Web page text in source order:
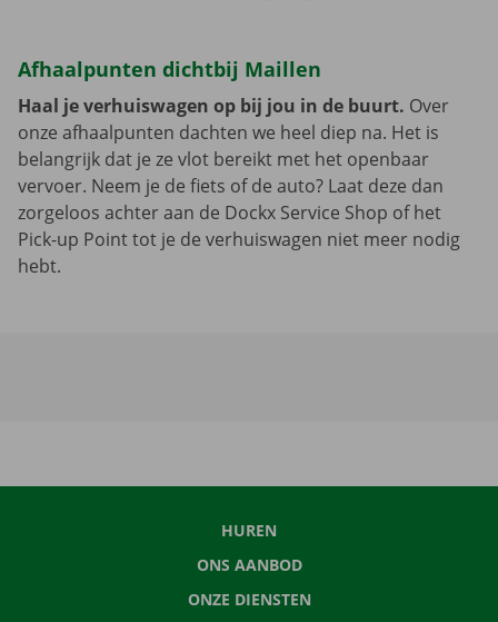
Afhaalpunten dichtbij Maillen
Haal je verhuiswagen op bij jou in de buurt. Over
onze afhaalpunten dachten we heel diep na. Het is
belangrijk dat je ze vlot bereikt met het openbaar
vervoer. Neem je de fiets of de auto? Laat deze dan
zorgeloos achter aan de Dockx Service Shop of het
Pick-up Point tot je de verhuiswagen niet meer nodig
hebt.
HUREN
ONS AANBOD
ONZE DIENSTEN